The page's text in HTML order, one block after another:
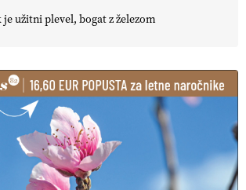
užitni plevel, bogat z železom